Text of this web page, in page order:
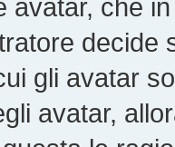
avatar, che
gli avatar
avatar,